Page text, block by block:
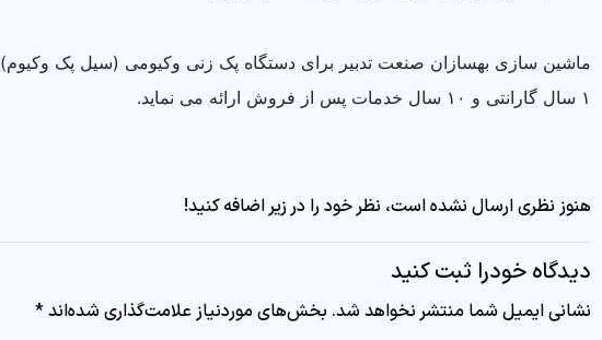
ماشین سازی بهسازان صنعت تدبیر برای دستگاه پک زنی وکیومی (سیل پک وکیوم)
۱ سال گارانتی و ۱۰ سال خدمات پس از فروش ارائه می نماید.
هنوز نظری ارسال نشده است، نظر خود را در زیر اضافه کنید!
دیدگاه خودرا ثبت کنید
نشانی ایمیل شما منتشر نخواهد شد. بخش‌های موردنیاز علامت‌گذاری شده‌اند*